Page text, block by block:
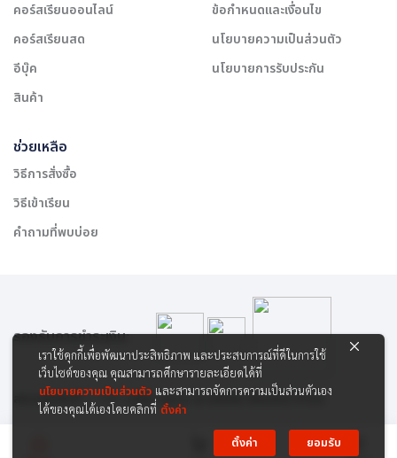
คอร์สเรียนออนไลน์
คอร์สเรียนสด
อีบุ๊ค
สินค้า
ข้อกำหนดและเงื่อนไข
นโยบายความเป็นส่วนตัว
นโยบายการรับประกัน
ช่วยเหลือ
วิธีการสั่งซื้อ
วิธีเข้าเรียน
คำถามที่พบบ่อย
สงวนลิขสิทธิ์ © 2565 บริษัท สยาม เคาเซิลลิ่ง เซ็นเตอร์ จำกัด
รองรับการชำระเงิน:
เราใช้คุกกี้เพื่อพัฒนาประสิทธิภาพ และประสบการณ์ที่ดีในการใช้
เว็บไซต์ของคุณ คุณสามารถศึกษารายละเอียดได้ที่
นโยบายความเป็นส่วนตัว และสามารถจัดการความเป็นส่วนตัวเอง
ได้ของคุณได้เองโดยคลิกที่ ตั้งค่า
ตั้งค่า
ยอมรับ